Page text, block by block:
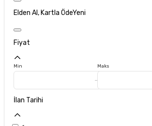
Elden Al, Kartla ÖdeYeni
Fiyat
Min Maks
İlan Tarihi